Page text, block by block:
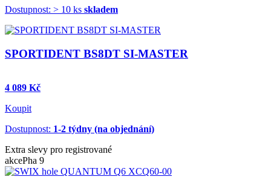
Dostupnost: > 10 ks skladem
SPORTIDENT BS8DT SI-MASTER
4 089 Kč
Koupit
Dostupnost: 1-2 týdny (na objednání)
Extra slevy pro registrované
akcePha 9